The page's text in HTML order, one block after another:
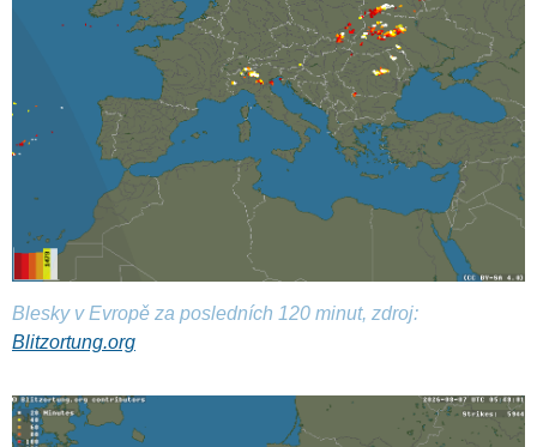
Blesky v Evropě za posledních 120 minut, zdroj:
Blitzortung.org